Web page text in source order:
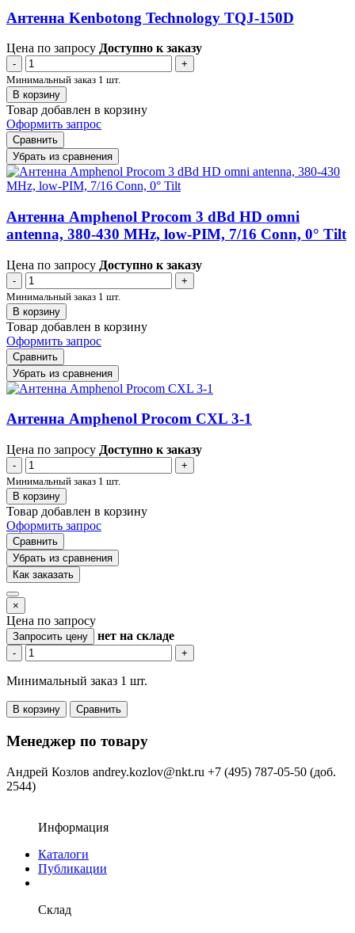
Антенна Kenbotong Technology TQJ-150D
Цена по запросу Доступно к заказу
-
+
Минимальный заказ 1 шт.
В корзину
Товар добавлен в корзину
Оформить запрос
Сравнить
Убрать из сравнения
Антенна Amphenol Procom 3 dBd HD omni
antenna, 380-430 MHz, low-PIM, 7/16 Conn, 0° Tilt
Цена по запросу Доступно к заказу
-
+
Минимальный заказ 1 шт.
В корзину
Товар добавлен в корзину
Оформить запрос
Сравнить
Убрать из сравнения
Антенна Amphenol Procom CXL 3-1
Цена по запросу Доступно к заказу
-
+
Минимальный заказ 1 шт.
В корзину
Товар добавлен в корзину
Оформить запрос
Сравнить
Убрать из сравнения
Как заказать
×
Цена по запросу
Запросить цену нет на складе
- +
Минимальный заказ 1 шт.
В корзину Сравнить
Менеджер по товару
Андрей Козлов andrey.kozlov@nkt.ru +7 (495) 787-05-50 (доб.
2544)
Информация
Каталоги
Публикации
Склад